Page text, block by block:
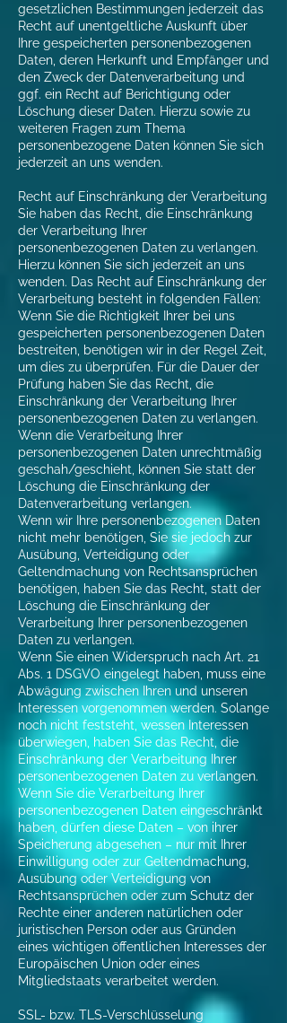
gesetzlichen Bestimmungen jederzeit das
Recht auf unentgeltliche Auskunft über
Ihre gespeicherten personenbezogenen
Daten, deren Herkunft und Empfänger und
den Zweck der Datenverarbeitung und
ggf. ein Recht auf Berichtigung oder
Löschung dieser Daten. Hierzu sowie zu
weiteren Fragen zum Thema
personenbezogene Daten können Sie sich
jederzeit an uns wenden.
Recht auf Einschränkung der Verarbeitung
Sie haben das Recht, die Einschränkung
der Verarbeitung Ihrer
personenbezogenen Daten zu verlangen.
Hierzu können Sie sich jederzeit an uns
wenden. Das Recht auf Einschränkung der
Verarbeitung besteht in folgenden Fällen:
Wenn Sie die Richtigkeit Ihrer bei uns
gespeicherten personenbezogenen Daten
bestreiten, benötigen wir in der Regel Zeit,
um dies zu überprüfen. Für die Dauer der
Prüfung haben Sie das Recht, die
Einschränkung der Verarbeitung Ihrer
personenbezogenen Daten zu verlangen.
Wenn die Verarbeitung Ihrer
personenbezogenen Daten unrechtmäßig
geschah/geschieht, können Sie statt der
Löschung die Einschränkung der
Datenverarbeitung verlangen.
Wenn wir Ihre personenbezogenen Daten
nicht mehr benötigen, Sie sie jedoch zur
Ausübung, Verteidigung oder
Geltendmachung von Rechtsansprüchen
benötigen, haben Sie das Recht, statt der
Löschung die Einschränkung der
Verarbeitung Ihrer personenbezogenen
Daten zu verlangen.
Wenn Sie einen Widerspruch nach Art. 21
Abs. 1 DSGVO eingelegt haben, muss eine
Abwägung zwischen Ihren und unseren
Interessen vorgenommen werden. Solange
noch nicht feststeht, wessen Interessen
überwiegen, haben Sie das Recht, die
Einschränkung der Verarbeitung Ihrer
personenbezogenen Daten zu verlangen.
Wenn Sie die Verarbeitung Ihrer
personenbezogenen Daten eingeschränkt
haben, dürfen diese Daten – von ihrer
Speicherung abgesehen – nur mit Ihrer
Einwilligung oder zur Geltendmachung,
Ausübung oder Verteidigung von
Rechtsansprüchen oder zum Schutz der
Rechte einer anderen natürlichen oder
juristischen Person oder aus Gründen
eines wichtigen öffentlichen Interesses der
Europäischen Union oder eines
Mitgliedstaats verarbeitet werden.
SSL- bzw. TLS-Verschlüsselung